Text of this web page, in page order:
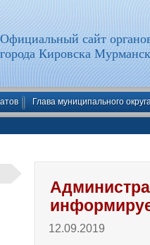
Официальный сайт
города Кировска
Глава муниципального
12.09.2019